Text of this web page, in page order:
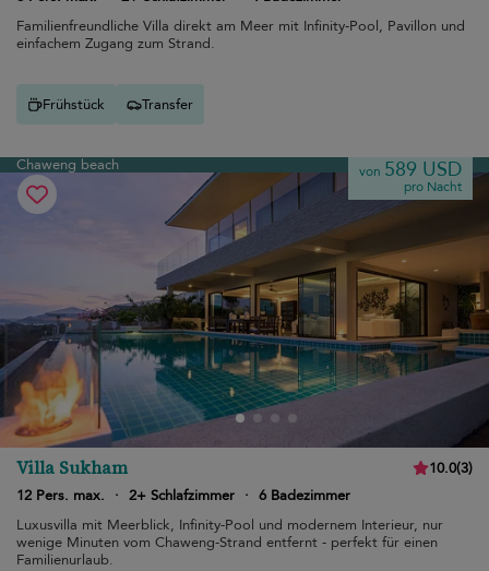
Familienfreundliche Villa direkt am Meer mit Infinity-Pool, Pavillon und
einfachem Zugang zum Strand.
Frühstück Transfer
Chaweng beach von 589 USD
pro Nacht
Villa Sukham 10.0(3)
12 Pers. max.
· 2+ Schlafzimmer · 6 Badezimmer
Luxusvilla mit Meerblick, Infinity-Pool und modernem Interieur, nur
wenige Minuten vom Chaweng-Strand entfernt - perfekt für einen
Familienurlaub.